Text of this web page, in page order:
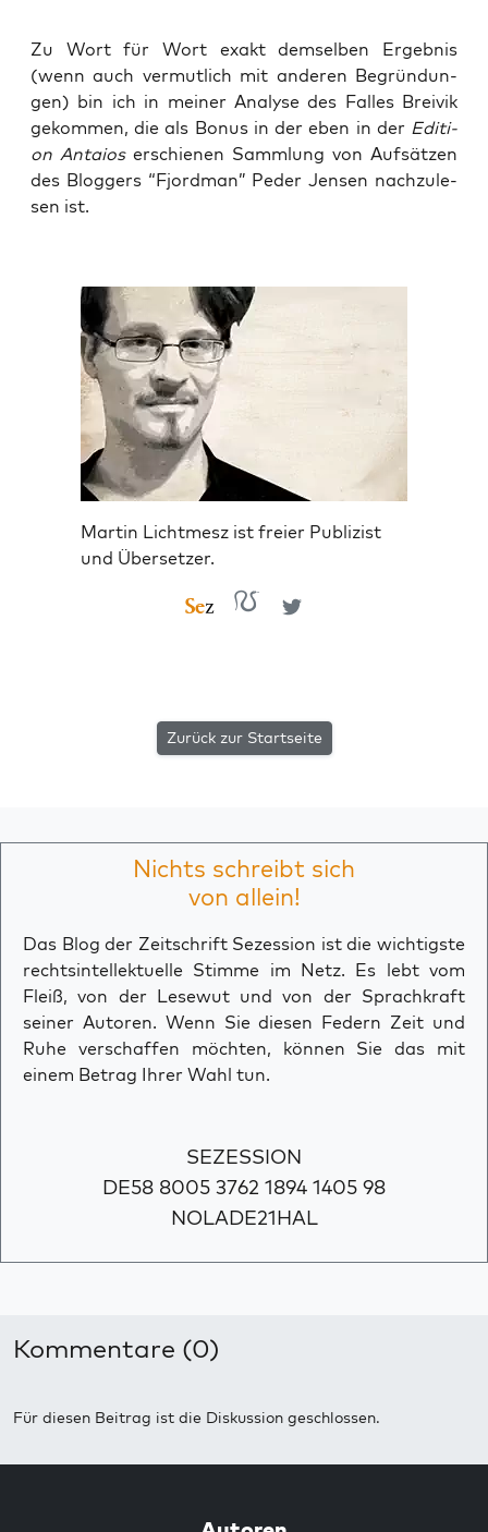
Zu Wort für Wort exakt dem­sel­ben Ergeb­nis
(wenn auch ver­mut­lich mit ande­ren Begrün­dun­
gen) bin ich in mei­ner Ana­ly­se des Fal­les Brei­vik
gekom­men, die als Bonus in der eben in der Edi­ti­
on Antai­oserschie­nen Samm­lung von Auf­sät­zen
des Blog­gers “Fjord­man” Peder Jen­sen nach­zu­le­
sen ist.
Martin Lichtmesz ist freier Publizist
und Übersetzer.
Zurück zur Startseite
Nichts schreibt sich
von allein!
Das Blog der Zeitschrift Sezession ist die wichtigste
rechtsintellektuelle Stimme im Netz. Es lebt vom
Fleiß, von der Lesewut und von der Sprachkraft
seiner Autoren. Wenn Sie diesen Federn Zeit und
Ruhe verschaffen möchten, können Sie das mit
einem Betrag Ihrer Wahl tun.
SEZESSION
DE58 8005 3762 1894 1405 98
NOLADE21HAL
Kommentare (0)
Für diesen Beitrag ist die Diskussion geschlossen.